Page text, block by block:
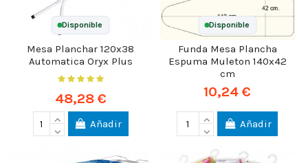
Disponible
Mesa Planchar 120x38
Automatica Oryx Plus
48,28 €
Añadir
Disponible
Funda Mesa Plancha
Espuma Muleton 140x42
cm
10,24 €
Añadir